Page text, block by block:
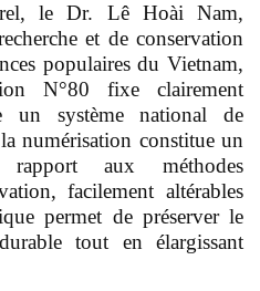
le Dr. Lê Hoài Nam,
et de conservation
populaires du Vietnam,
N°80 fixe clairement
un système national de
numérisation constitue un
aux méthodes
facilement altérables
permet de préserver le
tout en élargissant